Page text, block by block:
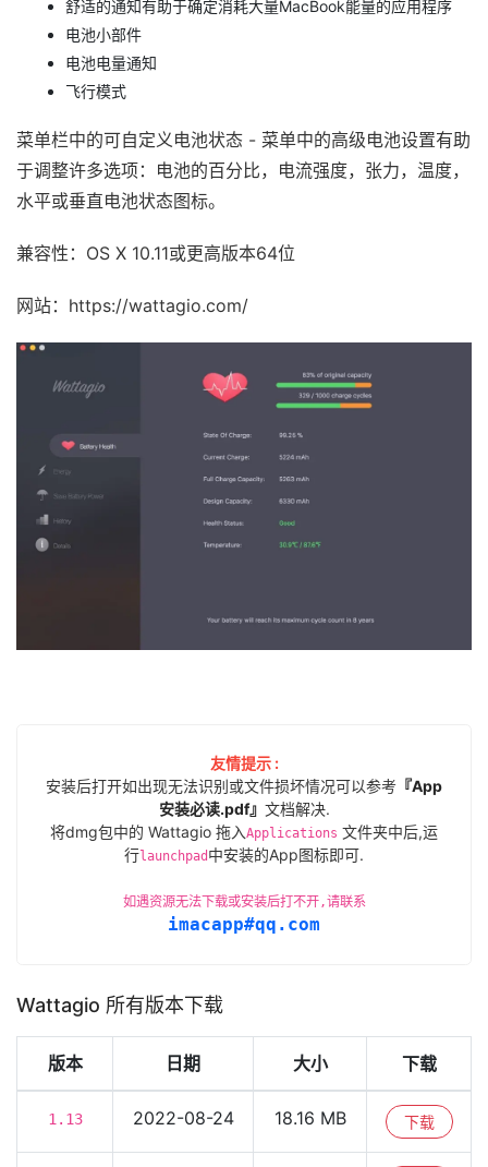
舒适的通知有助于确定消耗大量MacBook能量的应用程序
电池小部件
电池电量通知
飞行模式
菜单栏中的可自定义电池状态 - 菜单中的高级电池设置有助
于调整许多选项：电池的百分比，电流强度，张力，温度，
水平或垂直电池状态图标。
兼容性：OS X 10.11或更高版本64位
网站：https://wattagio.com/
友情提示 :
安装后打开如出现无法识别或文件损坏情况可以参考 『App
安装必读.pdf』 文档解决.
将dmg包中的 Wattagio 拖入Applications 文件夹中后,运
行launchpad 中安装的App图标即可.
如遇资源无法下载或安装后打不开,请联系
imacapp#qq.com
Wattagio 所有版本下载
版本 日期 大小 下载
1.13 2022-08-24 18.16 MB 下载